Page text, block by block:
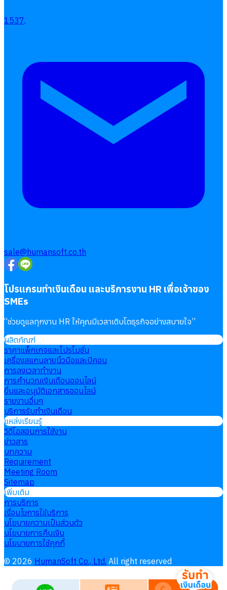
1537,
sale@humansoft.co.th
โปรแกรมทำเงินเดือน และบริการงาน HR เพื่อเจ้าของ
SMEs
“ช่วยดูแลทุกงาน HR ให้คุณมีเวลาเติบโตธุรกิจอย่างสบายใจ”
ผลิตภัณฑ์
ราคาแพ็กเกจและโปรโมชั่น
เครื่องสแกนลายนิ้วมือและบีคอน
การลงเวลาทำงาน
การคำนวณเงินเดือนออนไลน์
ยื่นและอนุมัติเอกสารออนไลน์
รายงานอื่นๆ
บริการรับทำเงินเดือน
แหล่งเรียนรู้
วิดีโอสอนการใช้งาน
ข่าวสาร
บทความ
Requirement
Meeting Room
Sitemap
เพิ่มเติม
การบริการ
เงื่อนไขการใช้บริการ
นโยบายความเป็นส่วนตัว
นโยบายการคืนเงิน
นโยบายการใช้คุกกี้
© 2026 HumanSoft Co., Ltd. All right reserved